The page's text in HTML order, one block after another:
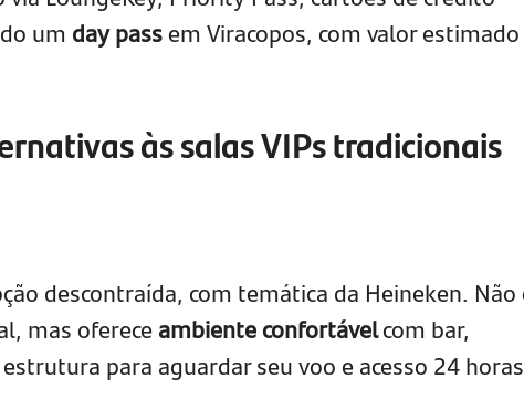
um day passem Viracopos, com valor
às salas VIPs tradicionais
descontraída, com temática da Heineken. Não
mas ofereceambiente confortávelcom bar,
para aguardar seu voo e acesso 24